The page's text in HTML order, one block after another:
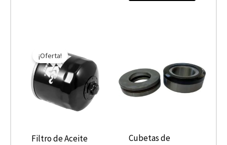
¡Oferta!
Filtro de Aceite
precio
original
era:
$10.890.
actual
es:
$5.445.
Cubetas de